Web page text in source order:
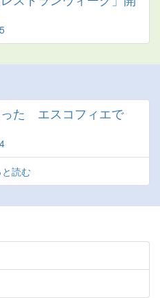
った エスコフィエで
と読む